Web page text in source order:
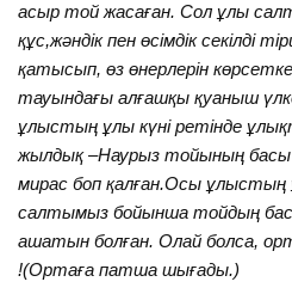
асыр той жасаған. Сол ұлы
құс,жәндік пен өсімдік секілді
қатысып, өз өнерлерін
тауындағы алғашқы қуаныш
ұлыстың ұлы күні ретінде
жылдық –Наурыз тойының басы
мирас боп қалған.Осы ұлыстың
салтымыз бойынша тойдың
ашатын болған. Олай болса,
!(Ортаға патша шығады.)